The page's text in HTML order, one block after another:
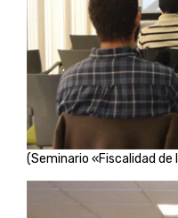
(Seminario «Fiscalidad de